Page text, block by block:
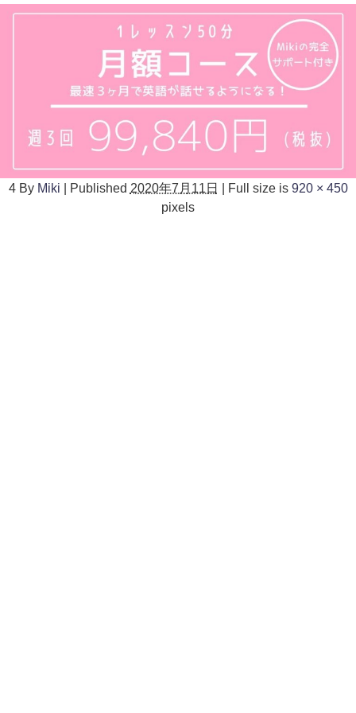
4 By Miki Published 2020年7月11日 Full size is 920 × 450
pixels